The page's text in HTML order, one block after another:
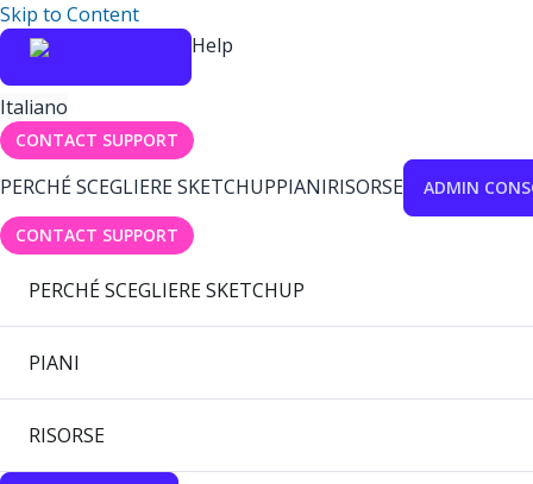
Skip to Content
Help
Italiano
CONTACT SUPPORT
PERCHÉ SCEGLIERE SKETCHUPPIANIRISORSE ADMIN
CONTACT SUPPORT
PERCHÉ SCEGLIERE SKETCHUP
PIANI
RISORSE